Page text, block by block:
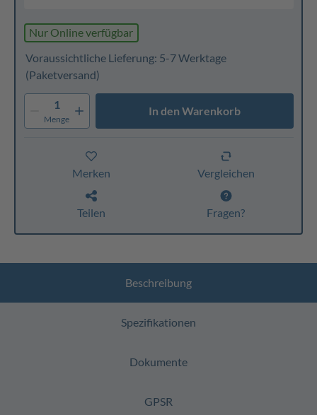
Nur Online verfügbar
Voraussichtliche Lieferung: 5-7 Werktage
(Paketversand)
1
Menge
In den Warenkorb
Merken Vergleichen
Teilen Fragen?
Beschreibung
Spezifikationen
Dokumente
GPSR